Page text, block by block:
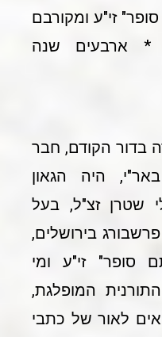
זי"ע ומקורבם
* ארבעים שנה
בדור הקודם, חבר
היה הגאון
שטרן זצ"ל, בעל
בירושלים,
סופר" זי"ע ומי
המופלגת,
לאור של כתבי